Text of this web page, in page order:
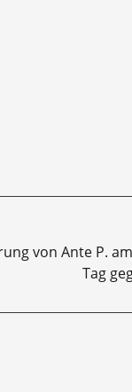
von Ante P.
Tag